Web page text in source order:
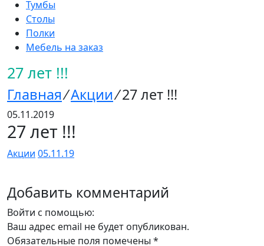
Тумбы
Столы
Полки
Мебель на заказ
27 лет !!!
Главная⁄Акции⁄27 лет !!!
05.11.2019
27 лет !!!
Акции 05.11.19
Добавить комментарий
Войти с помощью:
Ваш адрес email не будет опубликован.
Обязательные поля помечены *